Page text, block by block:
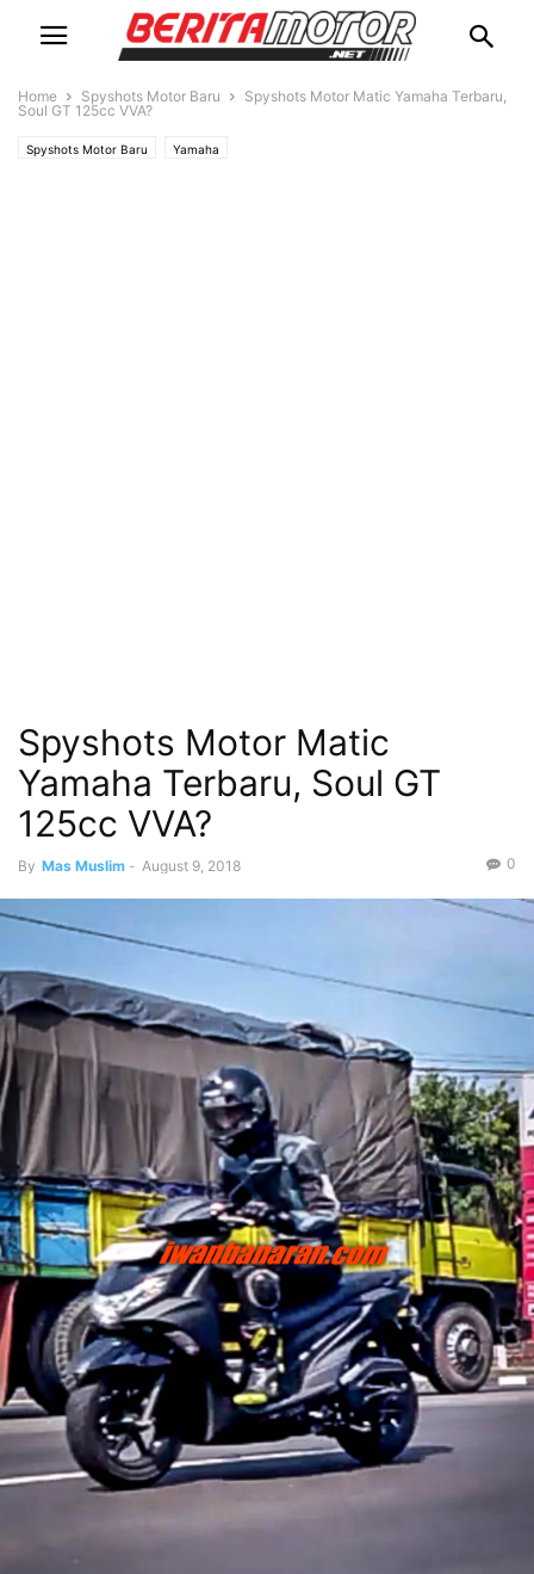
Home Spyshots Motor Baru
Spyshots Motor Matic Yamaha Terbaru,
Soul GT 125cc VVA?
Spyshots Motor Baru Yamaha
Spyshots Motor Matic
Yamaha Terbaru, Soul GT
125cc VVA?
By Mas Muslim - August 9, 2018 0